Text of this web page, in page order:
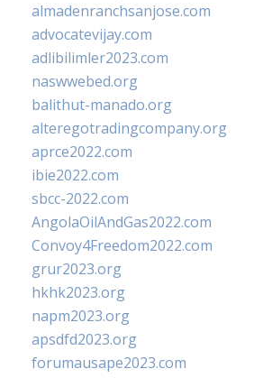
almadenranchsanjose.com
advocatevijay.com
adlibilimler2023.com
naswwebed.org
balithut-manado.org
alteregotradingcompany.org
aprce2022.com
ibie2022.com
sbcc-2022.com
AngolaOilAndGas2022.com
Convoy4Freedom2022.com
grur2023.org
hkhk2023.org
napm2023.org
apsdfd2023.org
forumausape2023.com